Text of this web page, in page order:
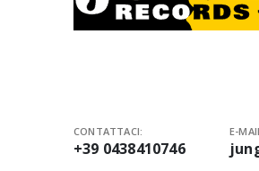
CONTATTACI:
+39 0438410746
E-